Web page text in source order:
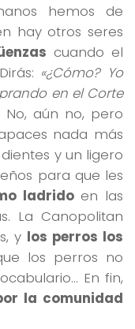
hemos de
hay otros seres
cuando el
«¿Cómo? Yo
en el Corte
No, aún no, pero
nada más
y un ligero
para que les
ladridoen las
La Canopolitan
y los perros los
los perros no
En fin,
la comunidad